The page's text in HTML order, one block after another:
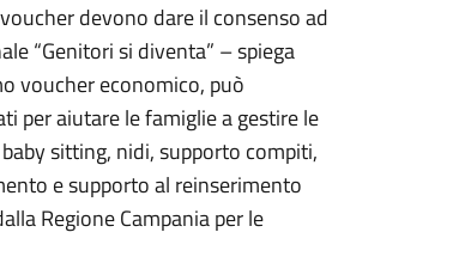
devono dare il consenso ad
“Genitori si diventa” – spiega
voucher economico, può
per aiutare le famiglie a gestire le
sitting, nidi, supporto compiti,
e supporto al reinserimento
Regione Campania per le